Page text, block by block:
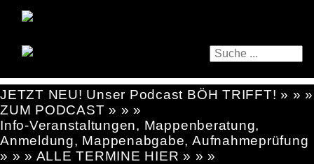
JETZT NEU! Unser Podcast BÖH TRIFFT! » » »
ZUM PODCAST » » »
Info-Veranstaltungen, Mappenberatung,
Anmeldung, Mappenabgabe, Aufnahmeprüfung
» » » ALLE TERMINE HIER » » »